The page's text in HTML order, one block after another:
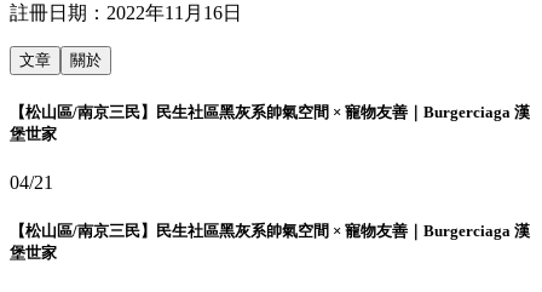
註冊日期： 2022年11月16日
文章 關於
【松山區/南京三民】民生社區黑灰系帥氣空間 × 寵物友善｜Burgerciaga 漢
堡世家
04/21
【松山區/南京三民】民生社區黑灰系帥氣空間 × 寵物友善｜Burgerciaga 漢
堡世家